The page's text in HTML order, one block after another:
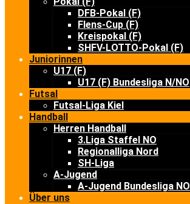
DFB-Pokal (F)
Flens-Cup (F)
Kreispokal (F)
SHFV-LOTTO-Pokal (F)
Juniorinnen
U17 (F)
U17 (F) Bundesliga N/NO
Futsal
Futsal-Liga Kiel
Handball
Herren Handball
3.Liga Staffel NO
Regionalliga Nord
SH-Liga
A-Jugend
A-Jugend Bundesliga NO
Über uns